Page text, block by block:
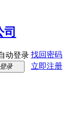
动登录 找回密码
登录
立即注册